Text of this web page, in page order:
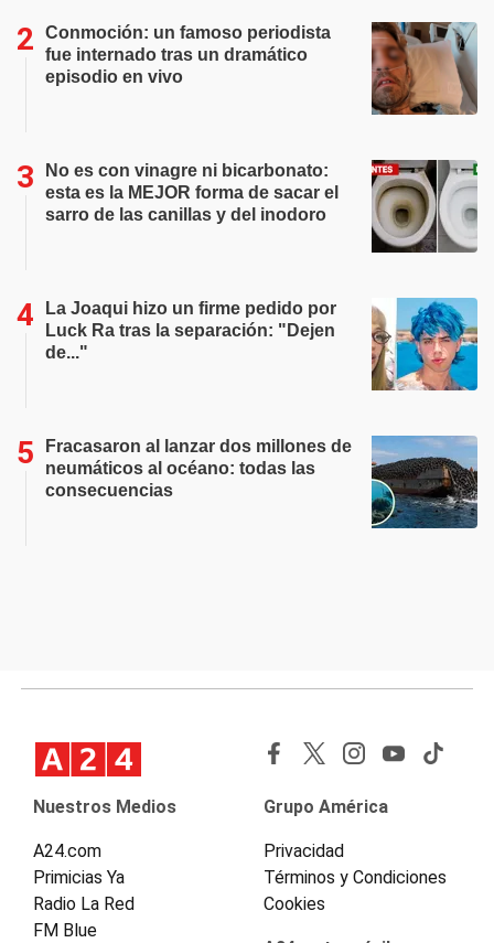
Conmoción: un famoso periodista
fue internado tras un dramático
episodio en vivo
No es con vinagre ni bicarbonato:
esta es la MEJOR forma de sacar el
sarro de las canillas y del inodoro
La Joaqui hizo un firme pedido por
Luck Ra tras la separación: "Dejen
de..."
Fracasaron al lanzar dos millones de
neumáticos al océano: todas las
consecuencias
Nuestros Medios
A24.com
Primicias Ya
Radio La Red
FM Blue
Grupo América
Privacidad
Términos y Condiciones
Cookies